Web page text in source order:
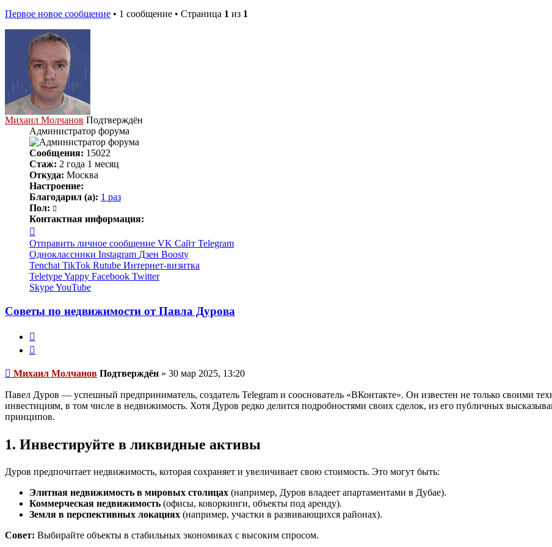
Первое новое сообщение • 1 сообщение • Страница 1 из 1
Михаил Молчанов Подтверждён
Администратор форума
Сообщения: 15022
Стаж: 2 года 1 месяц
Откуда: Москва
Настроение:
Благодарил (а): 1 раз
Пол:
Контактная информация:
информация
пользователя
Михаил
Молчанов
Отправить личное сообщение VK Сайт Telegram
Одноклассники Instagram Дзен Boosty
Tenchat TikTok Rutube Интернет-визитка
TeletypeYappy Facebook Twitter
SkypeYouTube
Советы по недвижимости от Павла Дурова
Непрочитанное
Михаил Молчанов Подтверждён » 30 мар 2025, 13:20
Павел Дуров — успешный предприниматель, создатель Telegram и сооснователь «ВКонтакте». Он известен не только своими
инвестициям, в том числе в недвижимость. Хотя Дуров редко делится подробностями своих сделок, из его публичных
принципов.
1. Инвестируйте в ликвидные активы
Дуров предпочитает недвижимость, которая сохраняет и увеличивает свою стоимость. Это могут быть:
Элитная недвижимость в мировых столицах (например, Дуров владеет апартаментами в Дубае).
Коммерческая недвижимость (офисы, коворкинги, объекты под аренду).
Земля в перспективных локациях (например, участки в развивающихся районах).
Совет: Выбирайте объекты в стабильных экономиках с высоким спросом.